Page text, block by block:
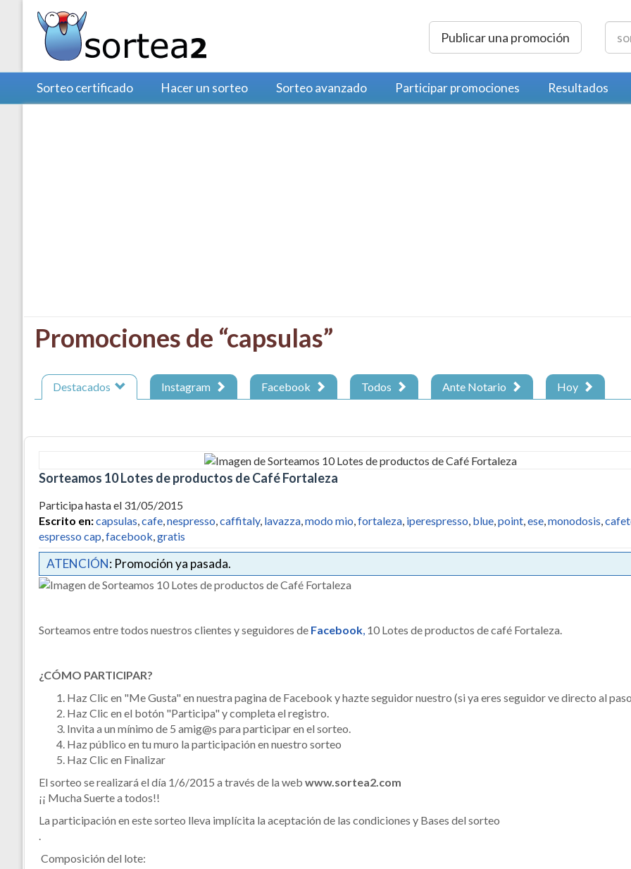
Publicar una promoción
Sorteo certificado Hacer un sorteo Sorteo avanzado Participar promociones Resultados
Promociones de “capsulas”
Destacados Instagram Facebook Todos Ante Notario Hoy
Sorteamos 10 Lotes de productos de Café Fortaleza
Participa hasta el 31/05/2015
Escrito en:capsulas,cafe,nespresso,caffitaly, lavazza,modo mio,fortaleza, iperespresso, blue,point,ese,monodosis,
espresso cap,facebook,gratis
ATENCIÓN: Promoción ya pasada.
Sorteamos entre todos nuestros clientes y seguidores de Facebook, 10 Lotes de productos de café Fortaleza.
¿CÓMO PARTICIPAR?
Haz Clic en "Me Gusta" en nuestra pagina de Facebook y hazte seguidor nuestro (si ya eres seguidor ve directo al
Haz Clic en el botón "Participa" y completa el registro.
Invita a un mínimo de 5 amig@s para participar en el sorteo.
Haz público en tu muro la participación en nuestro sorteo
Haz Clic en Finalizar
El sorteo se realizará el día 1/6/2015 a través de la web www.sortea2.com
¡¡ Mucha Suerte a todos!!
La participación en este sorteo lleva implícita la aceptación de las condiciones y Bases del sorteo
.
Composición del lote: